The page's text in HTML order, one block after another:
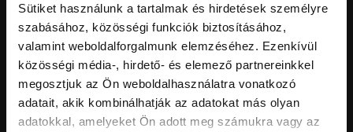
Sütiket használunk a tartalmak és hirdetések személyre
szabásához, közösségi funkciók biztosításához,
valamint weboldalforgalmunk elemzéséhez. Ezenkívül
közösségi média-, hirdető- és elemező partnereinkkel
megosztjuk az Ön weboldalhasználatra vonatkozó
adatait, akik kombinálhatják az adatokat más olyan
adatokkal, amelyeket Ön adott meg számukra vagy az
Szolgáltatások
Tetőablak konfigurátor
Szállítási díj kalkulátor
Expressz személyes átvétel